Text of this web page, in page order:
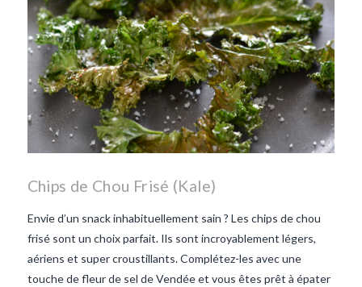
vertes
Chips de Chou Frisé (Kale)
Envie d’un snack inhabituellement sain ? Les chips de chou
frisé sont un choix parfait. Ils sont incroyablement légers,
aériens et super croustillants. Complétez-les avec une
touche de fleur de sel de Vendée et vous êtes prêt à épater